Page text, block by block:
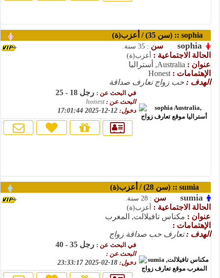
sophia سن : 35 سنة.
الحالة الاجتماعية : أعزب(ة)
عنوان : Australia, أستراليا
الإهتمامات :Honest
الهدف : حب زواج تعارف صداقة
في البحث عن : رجل 18 - 25
البحث عن : honest
دخول:
sumia سن : 28 سنة.
الحالة الاجتماعية : أعزب(ة)
عنوان : مكناس تافيلالت, المغرب
الإهتمامات :
الهدف :تعارف حب صداقة زواج
في البحث عن : رجل 35 - 40
البحث عن :
دخول: